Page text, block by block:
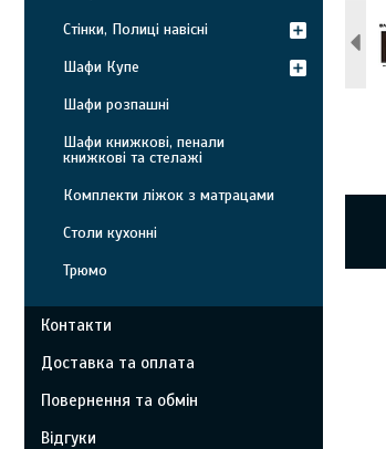
Стінки, Полиці навісні
Шафи Купе
Шафи розпашні
Шафи книжкові, пенали
книжкові та стелажі
Комплекти ліжок з матрацами
Столи кухонні
Трюмо
Контакти
Доставка та оплата
Повернення та обмін
Відгуки